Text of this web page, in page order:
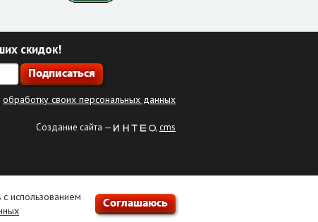
скидок!
обработку своих персональных данных
Создание сайта — , cms
использованием
Соглашаюсь